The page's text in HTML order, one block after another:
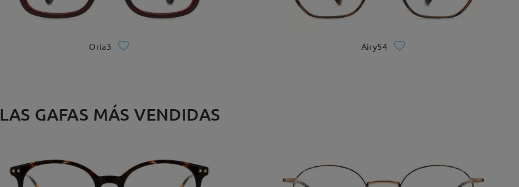
Oria3 Airy54
LAS GAFAS MÁS VENDIDAS